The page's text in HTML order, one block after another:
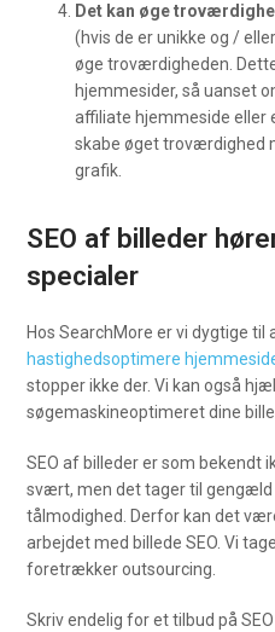
Det kan øge
(hvis de er unikke og /
øge troværdigheden.
hjemmesider, så uanset
affiliate hjemmeside eller
skabe øget troværdighed
grafik.
SEO af billeder
specialer
Hos SearchMore er vi dygtige til
hastighedsoptimere
stopper ikke der. Vi kan også
søgemaskineoptimeret dine
SEO af billeder er som bekendt
svært, men det tager til
tålmodighed. Derfor kan det
arbejdet med billede SEO. Vi
foretrækker outsourcing.
Skriv endelig for et tilbud på